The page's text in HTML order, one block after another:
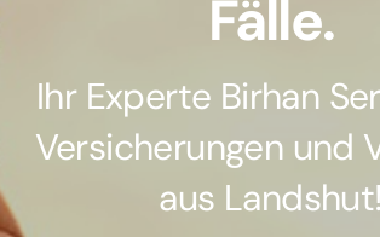
Versicherungen
Kundenstimmen
Kontakt
Fälle.
Ihr Experte Birhan
Versicherungen und
aus Landshut!